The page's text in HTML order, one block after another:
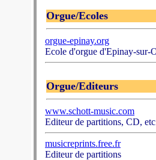
Orgue/Ecoles
orgue-epinay.org
Ecole d'orgue d'Epinay-sur-
Orgue/Editeurs
www.schott-music.com
Editeur de partitions, CD,
musicreprints.free.fr
Editeur de partitions